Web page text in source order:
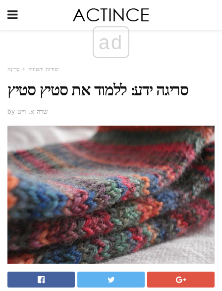
ad
יסודות והטוויה סְרִיגָה
סריגה ידע: ללמוד את סטיץ סטיץ
by שרה א. וייט